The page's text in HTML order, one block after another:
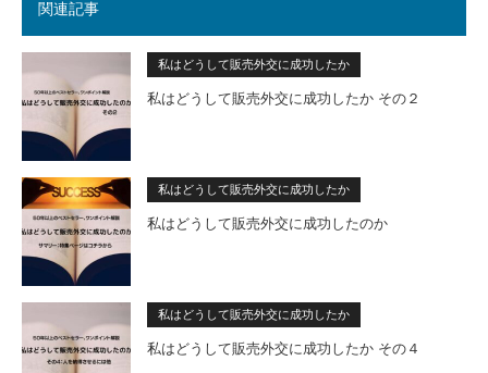
関連記事
私はどうして販売外交に成功したか
私はどうして販売外交に成功したか その２
私はどうして販売外交に成功したか
私はどうして販売外交に成功したのか
私はどうして販売外交に成功したか
私はどうして販売外交に成功したか その４